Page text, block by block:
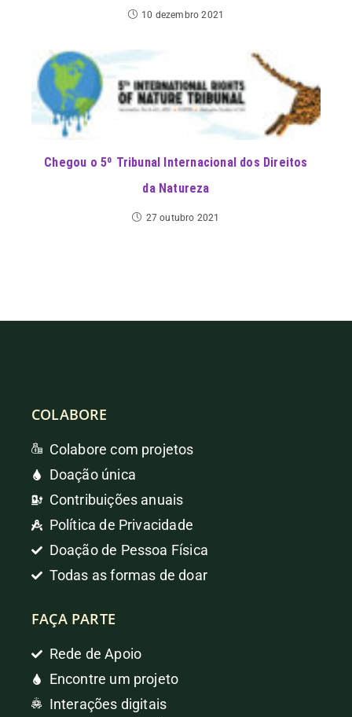
10 dezembro 2021
Chegou o 5º Tribunal Internacional dos Direitos
da Natureza
27 outubro 2021
COLABORE
Colabore com projetos
Doação única
Contribuições anuais
Política de Privacidade
Doação de Pessoa Física
Todas as formas de doar
FAÇA PARTE
Rede de Apoio
Encontre um projeto
Interações digitais